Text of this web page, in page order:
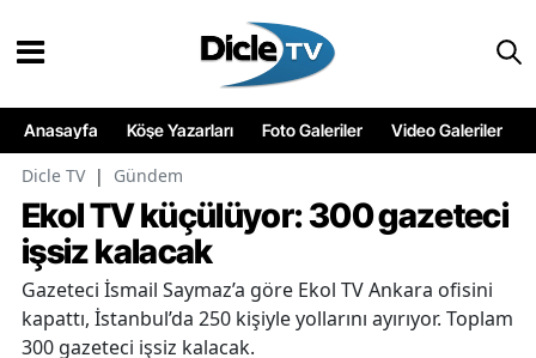
Anasayfa Köşe Yazarları Foto Galeriler Video Galeriler
Dicle TV | Gündem
Ekol TV küçülüyor: 300 gazeteci
işsiz kalacak
Gazeteci İsmail Saymaz’a göre Ekol TV Ankara ofisini
kapattı, İstanbul’da 250 kişiyle yollarını ayırıyor. Toplam
300 gazeteci işsiz kalacak.